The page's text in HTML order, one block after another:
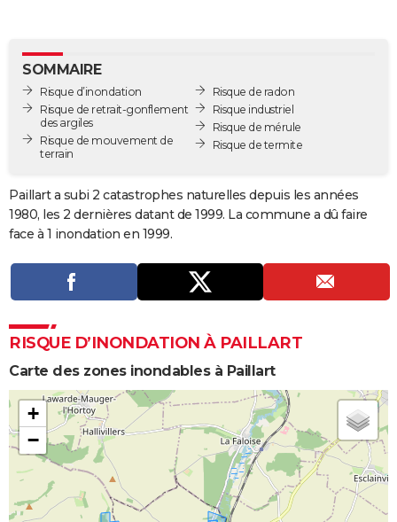
GUIDES D'ACHAT
BONS PLANS
CARTE DE VOEUX
Carte de Noël
Carte Bonne année
Carte Saint-Valentin
Carte Pâques
Carte d'anniversaire
Dictionnaire
Biographies
Citations
Expressions
Proverbes
PROGRAMME TV
COPAINS D'AVANT
S'inscrire
Se connecter
Lycées
Collèges
Primaires
Universités
Entreprises
Service militaire
Avis de recherche
AVIS DE DÉCÈS
Bricolage
Lifestyle
Culture
Sport
Auto
Television
Voyage
Cinema
SOMMAIRE
Risque d’inondation
Risque de retrait-gonflement
des argiles
Risque de mouvement de
terrain
Risque de radon
Risque industriel
Risque de mérule
Risque de termite
Paillart a subi 2 catastrophes naturelles depuis les années
1980, les 2 dernières datant de 1999. La commune a dû faire
face à 1 inondation en 1999.
RISQUE D’INONDATION À PAILLART
Carte des zones inondables à Paillart
+
−